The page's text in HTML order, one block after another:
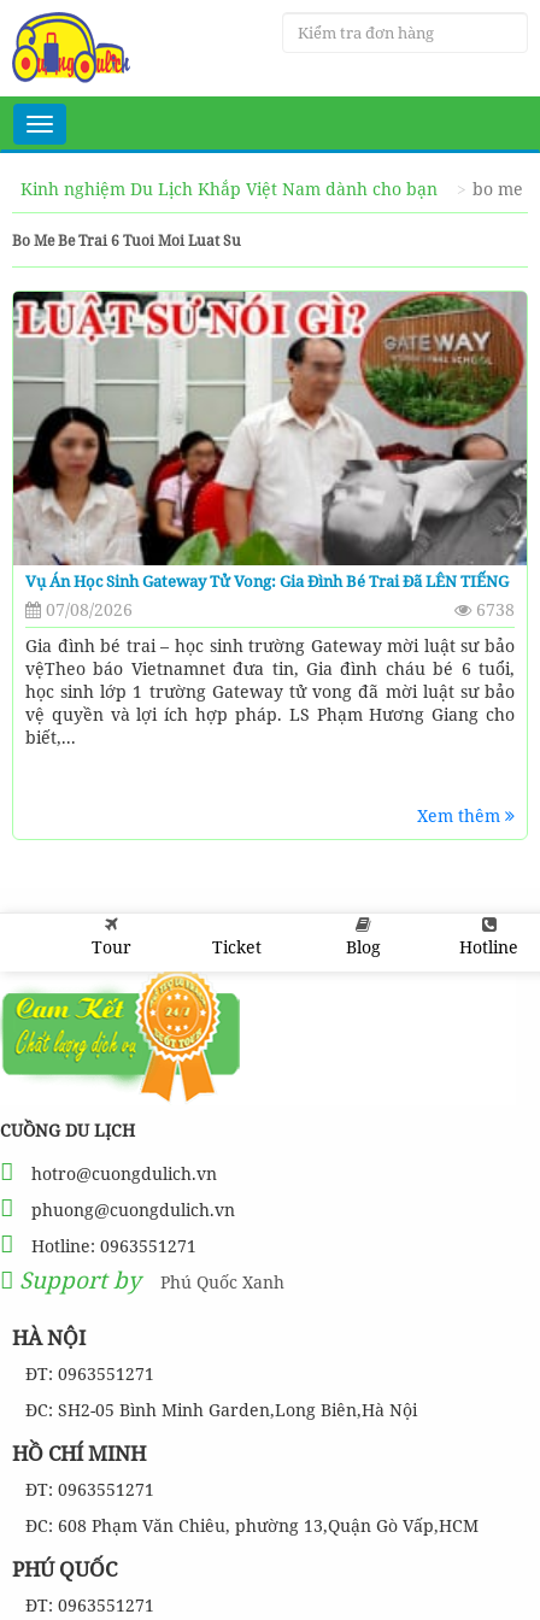
Toggle
navigation
Kinh nghiệm Du Lịch Khắp Việt Nam dành cho bạn
bo me
Bo Me Be Trai 6 Tuoi Moi Luat Su
Vụ Án Học Sinh Gateway Tử Vong: Gia Đình Bé Trai Đã LÊN TIẾNG
07/08/2026
6738
Gia đình bé trai – học sinh trường Gateway mời luật sư bảo
vệTheo báo Vietnamnet đưa tin, Gia đình cháu bé 6 tuổi,
học sinh lớp 1 trường Gateway tử vong đã mời luật sư bảo
vệ quyền và lợi ích hợp pháp. LS Phạm Hương Giang cho
biết,...
Xem thêm
Tour Ticket Blog Hotline
CUỒNG DU LỊCH
hotro@cuongdulich.vn
phuong@cuongdulich.vn
Hotline: 0963551271
Support by Phú Quốc Xanh
HÀ NỘI
ĐT: 0963551271
ĐC: SH2-05 Bình Minh Garden,Long Biên,Hà Nội
HỒ CHÍ MINH
ĐT: 0963551271
ĐC: 608 Phạm Văn Chiêu, phường 13,Quận Gò Vấp,HCM
PHÚ QUỐC
ĐT: 0963551271